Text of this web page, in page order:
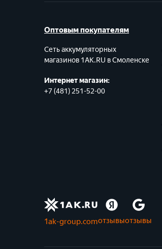
Оптовым покупателям
Сеть аккумуляторных
магазинов 1AK.RU в Смоленске
Интернет магазин:
+7 (481) 251-52-00
1ak-group.comотзывыотзывы